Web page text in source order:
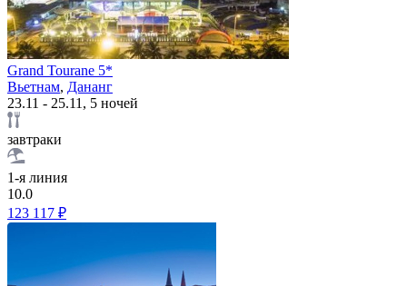
Grand Tourane 5*
Вьетнам, Дананг
23.11 - 25.11, 5 ночей
завтраки
1-я линия
10.0
123 117 ₽